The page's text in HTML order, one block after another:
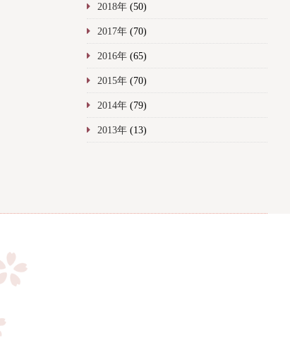
2018年(50)
2017年(70)
2016年(65)
2015年(70)
2014年(79)
2013年(13)